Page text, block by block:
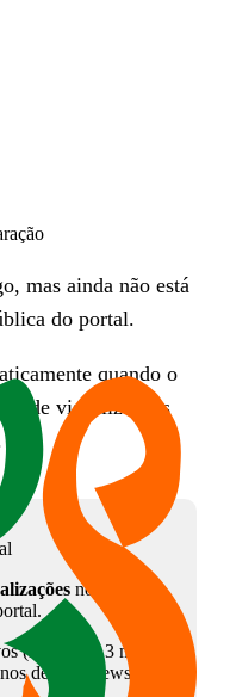
mas ainda não está
do portal.
quando o
de visualizações
no YouTube
(menos de 3 meses)
de 180 views.